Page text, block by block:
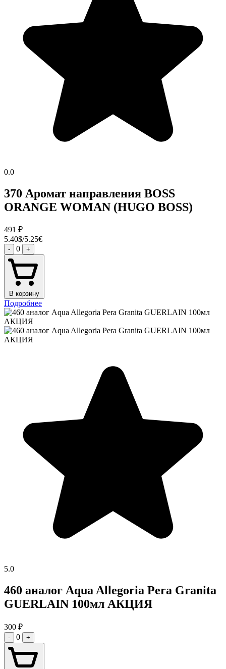
0.0
370 Аромат направления BOSS
ORANGE WOMAN (HUGO BOSS)
491 ₽
5.40$/5.25€
- 0 +
В корзину
Подробнее
5.0
460 аналог Aqua Allegoria Pera Granita
GUERLAIN 100мл АКЦИЯ
300 ₽
- 0 +